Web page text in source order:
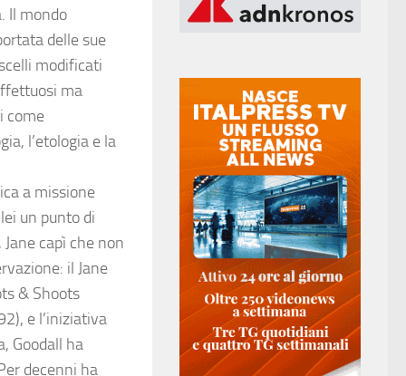
Il mondo
delle sue
modificati
ma
come
l’etologia e la
a missione
un punto di
capì che non
il Jane
& Shoots
e l’iniziativa
Goodall ha
decenni ha